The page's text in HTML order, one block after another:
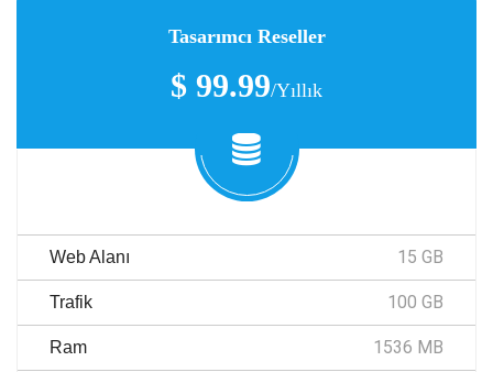
Tasarımcı Reseller
$ 99.99/Yıllık
Web Alanı 15 GB
Trafik 100 GB
Ram 1536 MB